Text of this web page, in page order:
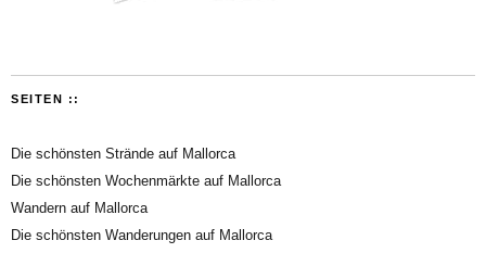
SEITEN ::
Die schönsten Strände auf Mallorca
Die schönsten Wochenmärkte auf Mallorca
Wandern auf Mallorca
Die schönsten Wanderungen auf Mallorca